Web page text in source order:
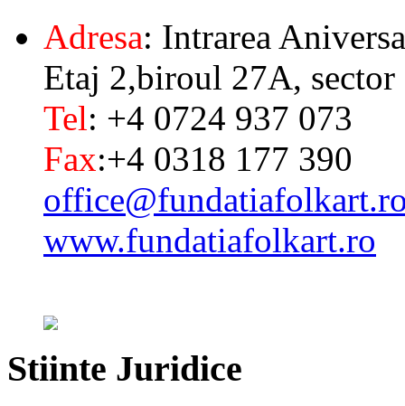
Adresa: Intrarea
Etaj 2,biroul 27A, sector
Tel: +4 0724 937 073
Fax:+4 0318 177 390
www.fundatiafolkart.ro
Stiinte Juridice